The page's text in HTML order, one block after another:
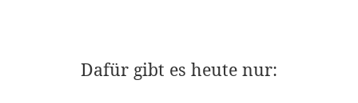
Dafür gibt es heute nur: